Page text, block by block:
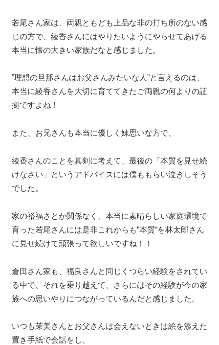
若尾さん家は、両親ともども上品な非の打ち所のない感
じの方で、綾香さんにはやりたいようにやらせてあげる
本当に懐の大きい家族だなと感じました。
”理想の旦那さんはお父さんみたいな人”と言えるのは、
本当に綾香さんを大切に育ててきたご両親の何よりの証
拠ですよね！
また、お兄さんも本当に優しく妹思いな方で、
綾香さんのことを真剣に考えて、最後の「本質を見せ続
けなさい」というアドバイスには僕ももらい泣きしそう
でした。
家の裕福さとか関係なく、本当に素晴らしい家庭環境で
育った若尾さんには是非これからも”本質”を林太郎さん
に見せ続けて頑張って欲しいですね！！
倉田さん家も、福良さんと同じくつらい経験をされてい
る中で、それを乗り越えて、さらにはその経験が今の家
族への思いやりにつながっているんだと感じました。
いつも茉美さんとお父さんは会えないときは絵を添えた
置き手紙で会話をし、